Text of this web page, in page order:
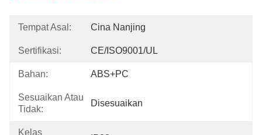
Tempat Asal: Cina Nanjing
Sertifikasi: CE/ISO9001/UL
Bahan: ABS+PC
Sesuaikan Atau
Tidak:
Disesuaikan
Kelas